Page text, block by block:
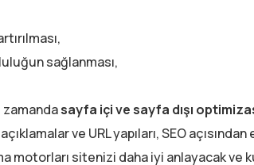
sağlanması,
zamandasayfa içi ve sayfa dışı
ve URL yapıları, SEO
motorları sitenizi daha iyi anlayacak ve